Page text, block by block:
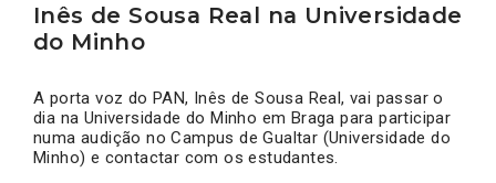
Inês de Sousa Real na Universidade
do Minho
A porta voz do PAN, Inês de Sousa Real, vai passar o
dia na Universidade do Minho em Braga para participar
numa audição no Campus de Gualtar (Universidade do
Minho) e contactar com os estudantes.